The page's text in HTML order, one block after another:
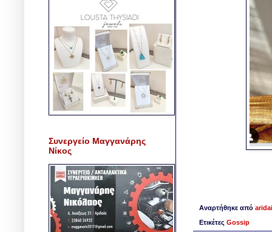
Αναρτήθηκε από
Ετικέτες Gossip
Συνεργείο Μαγγανάρης
Νίκος